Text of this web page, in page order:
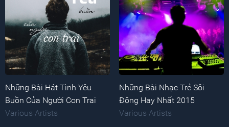
Những Bài Hát Tình Yêu
Buồn Của Người Con Trai
Various Artists
Những Bài Nhạc Trẻ Sôi
Động Hay Nhất 2015
Various Artists